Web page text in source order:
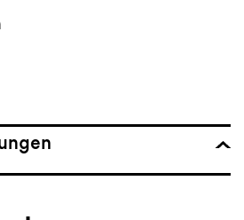
fort. 2004 wurde er mit
Publikum präsentieren.
der
in der Bergkirche